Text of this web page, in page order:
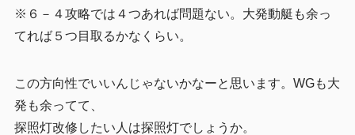
※６－４攻略では４つあれば問題ない。大発動艇も余っ
てれば５つ目取るかなくらい。
この方向性でいいんじゃないかなーと思います。WGも大
発も余ってて、
探照灯改修したい人は探照灯でしょうか。